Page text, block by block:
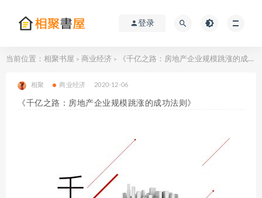
登录
当前位置： 相聚书屋 > 商业经济 > 《千亿之路：房地产企业规模跳涨的成功法则》
相聚 商业经济 2020-12-06
《千亿之路：房地产企业规模跳涨的成功法则》